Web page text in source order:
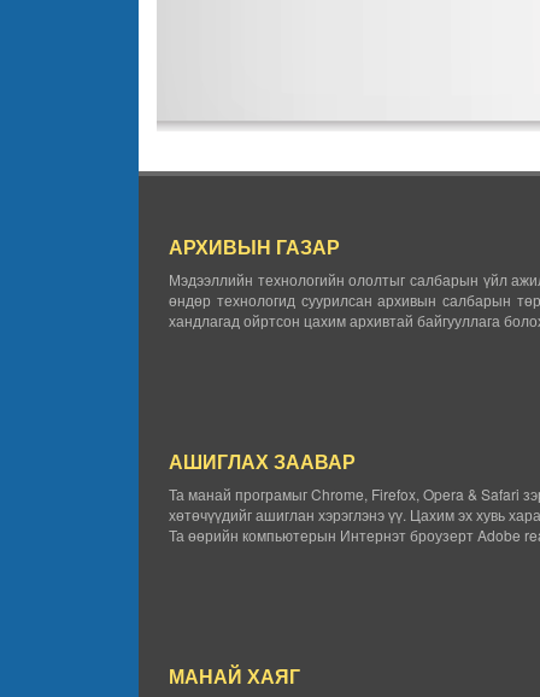
АРХИВЫН ГАЗАР
Мэдээллийн технологийн ололтыг салбарын үйл
өндөр технологид суурилсан архивын салбарын
хандлагад ойртсон цахим архивтай байгууллага
АШИГЛАХ ЗААВАР
Та манай програмыг Chrome, Firefox, Opera & Safari
хөтөчүүдийг ашиглан хэрэглэнэ үү. Цахим эх хувь
Та өөрийн компьютерын Интернэт броузерт Adobe
МАНАЙ ХАЯГ